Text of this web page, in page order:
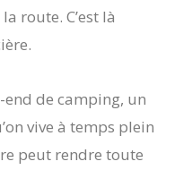
route. C’est là
end de camping, un
vive à temps plein
peut rendre toute